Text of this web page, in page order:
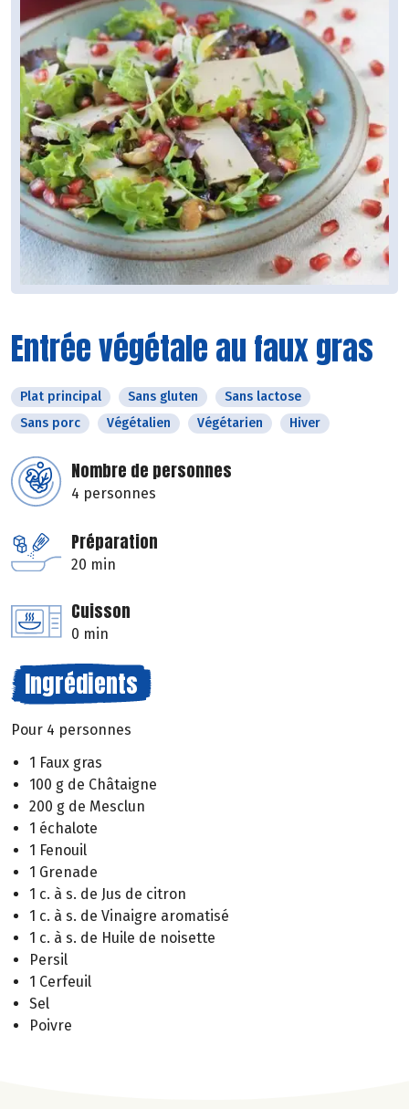
Entrée végétale au faux gras
Plat principal Sans gluten
Sans lactose
Sans porc
Végétalien Végétarien Hiver
Nombre de personnes
4 personnes
Préparation
20 min
Cuisson
0 min
Ingrédients
Pour 4 personnes
1 Faux gras
100 g de Châtaigne
200 g de Mesclun
1 échalote
1 Fenouil
1 Grenade
1 c. à s. de Jus de citron
1 c. à s. de Vinaigre aromatisé
1 c. à s. de Huile de noisette
Persil
1 Cerfeuil
Sel
Poivre